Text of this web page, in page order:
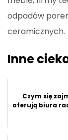
odpadów
ceramicznych.
Inne
Czym się
oferują biura